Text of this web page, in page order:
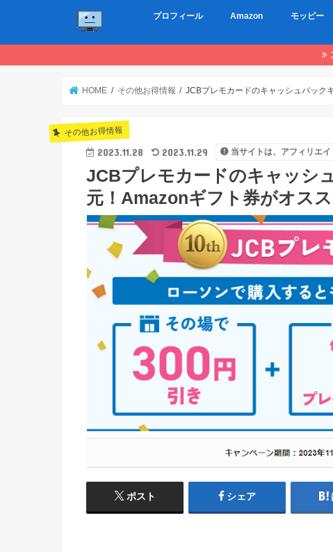
プロフィール Amazon モッピー
HOME その他お得情報 JCBプレモカードのキャッシュバック
その他お得情報
2023.11.28 2023.11.29 当サイトは、アフィリエ
JCBプレモカードのキャッシ
元！Amazonギフト券がオス
ポスト シェア